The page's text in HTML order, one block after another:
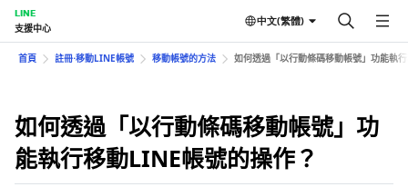
LINE
支援中心
中文(繁體)
首頁 註冊⋅移動LINE帳號 移動帳號的方法 如何透過「以行動條碼移動帳號」功能執
如何透過「以行動條碼移動帳號」功
能執行移動LINE帳號的操作？